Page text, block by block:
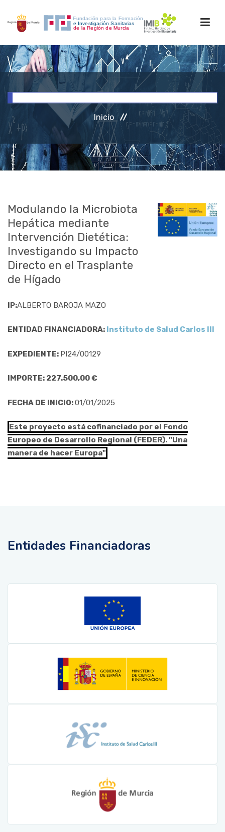
INICIO
INVESTIGACIÓN
RRHH
ACCESO PERSONAL
Inicio
Modulando la Microbiota
Hepática mediante
Intervención Dietética:
Investigando su Impacto
Directo en el Trasplante
de Hígado
IP:ALBERTO BAROJA MAZO
ENTIDAD FINANCIADORA: Instituto de Salud Carlos III
EXPEDIENTE: PI24/00129
IMPORTE: 227.500,00 €
FECHA DE INICIO:01/01/2025
Este proyecto está cofinanciado por el Fondo
Europeo de Desarrollo Regional (FEDER). "Una
manera de hacer Europa"
Entidades Financiadoras